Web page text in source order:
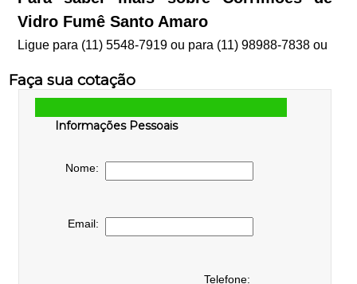
Vidro Fumê Santo Amaro
Ligue para (11) 5548-7919ou para (11) 98988-7838ou
Faça sua cotação
Informações Pessoais
Nome:
Email:
Telefone: